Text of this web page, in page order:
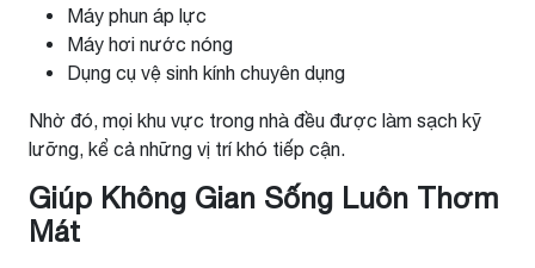
Máy phun áp lực
Máy hơi nước nóng
Dụng cụ vệ sinh kính chuyên dụng
Nhờ đó, mọi khu vực trong nhà đều được làm sạch kỹ
lưỡng, kể cả những vị trí khó tiếp cận.
Giúp Không Gian Sống Luôn Thơm
Mát